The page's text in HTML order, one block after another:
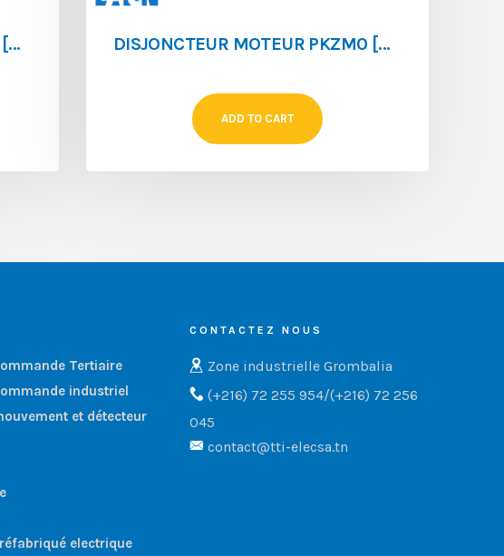
DISJONCTEUR MOTEUR PKZM0 [0.63 ‐ 1] DISJONCTEUR MOTEUR PKZM0 [0.25 ‐ 0.4]
ADD TO CART
Tertiaire
industriel
et détecteur
electrique
CONTACTEZ NOUS
Zone industrielle Grombalia
(+216) 72 255 954/(+216) 72 256
045
contact@tti-elecsa.tn